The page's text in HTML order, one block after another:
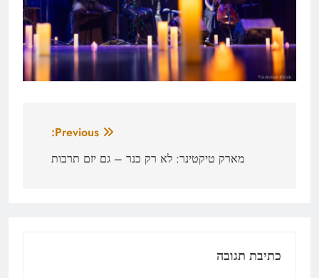
Previous:
מארק טיקטינר: לא רק כנר – גם יזם תרבות
כתיבת תגובה